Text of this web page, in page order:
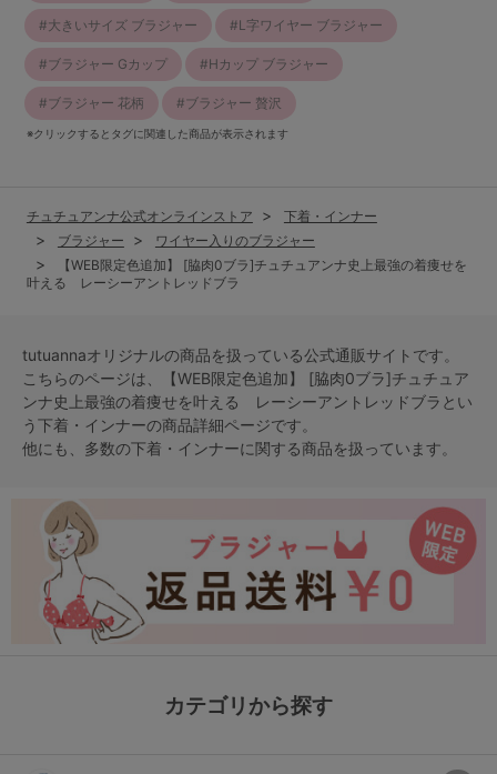
大きいサイズ ブラジャー L字ワイヤー ブラジャー
ブラジャー Gカップ Hカップ ブラジャー
ブラジャー 花柄 ブラジャー 贅沢
※クリックするとタグに関連した商品が表示されます
チュチュアンナ公式オンラインストア
下着・インナー
ブラジャー
ワイヤー入りのブラジャー
【WEB限定色追加】 [脇肉0ブラ]チュチュアンナ史上最強の着痩せを
叶える レーシーアントレッドブラ
tutuannaオリジナルの商品を扱っている公式通販サイトです。
こちらのページは、【WEB限定色追加】 [脇肉0ブラ]チュチュア
ンナ史上最強の着痩せを叶える レーシーアントレッドブラとい
う下着・インナーの商品詳細ページです。
他にも、多数の下着・インナーに関する商品を扱っています。
カテゴリから探す